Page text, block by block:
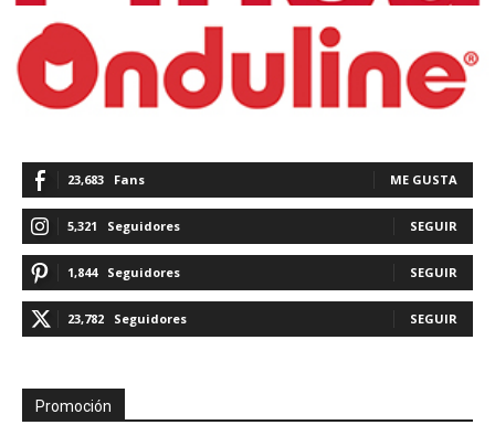
23,683 Fans ME GUSTA
5,321 Seguidores SEGUIR
1,844 Seguidores SEGUIR
23,782 Seguidores SEGUIR
Promoción